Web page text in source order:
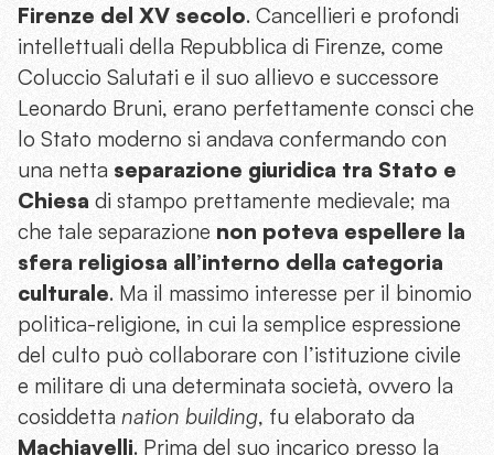
Firenze del XV secolo. Cancellieri e profondi
intellettuali della Repubblica di Firenze, come
Coluccio Salutati e il suo allievo e successore
Leonardo Bruni, erano perfettamente consci che
lo Stato moderno si andava confermando con
una netta separazione giuridica tra Stato e
Chiesa di stampo prettamente medievale; ma
che tale separazione non poteva espellere la
sfera religiosa all’interno della categoria
culturale. Ma il massimo interesse per il binomio
politica-religione, in cui la semplice espressione
del culto può collaborare con l’istituzione civile
e militare di una determinata società, ovvero la
cosiddetta nation building, fu elaborato da
Machiavelli. Prima del suo incarico presso la